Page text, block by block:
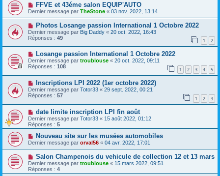
FFVE et 43éme salon EQUIP'AUTO
Dernier message par TheStone « 03 nov. 2022, 13:14
Photos Losange passion International 1 Octobre 2022
Dernier message par Big Daddy « 20 oct. 2022, 16:43
Réponses : 49 1 2
Losange passion International 1 Octobre 2022
Dernier message par troublouse « 20 oct. 2022, 09:11
Réponses : 108 1 2 3 4 5
Inscriptions LPI 2022 (1er octobre 2022)
Dernier message par Totor33 « 29 sept. 2022, 00:21
Réponses : 57 1 2 3
date limite inscription LPI fin août
Dernier message par Totor33 « 15 août 2022, 01:12
Réponses : 5
Nouveau site sur les musées automobiles
Dernier message par orval56 « 04 avr. 2022, 17:01
Salon Champenois du vehicule de collection 12 et 13 mars
Dernier message par troublouse « 15 mars 2022, 09:51
Réponses : 4